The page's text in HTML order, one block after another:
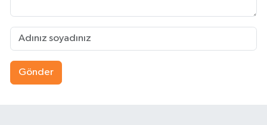
Gönder